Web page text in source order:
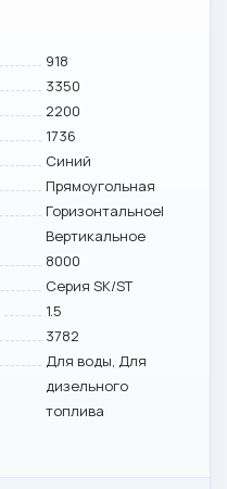
918
3350
2200
1736
Синий
Прямоугольная
Горизонтальное|
Вертикальное
8000
Серия SK/ST
1.5
3782
Для воды, Для
дизельного
топлива